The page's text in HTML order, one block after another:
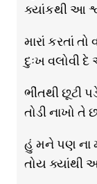
ક્યાંકથી આ
મારાં કરતાં
દુઃખ વલોવી
ભીંતથી છૂટી
તોડી નાખો
હું મને પણ ના
તોય ક્યાંથી